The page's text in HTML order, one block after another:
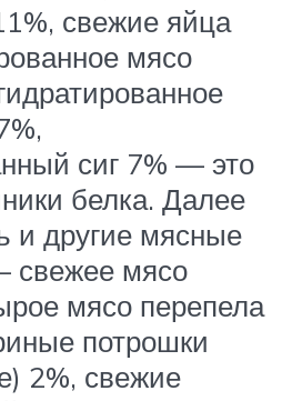
свежие яйца
мясо
сиг 7% — это
белка. Далее
и другие мясные
свежее мясо
мясо перепела
потрошки
2%, свежие